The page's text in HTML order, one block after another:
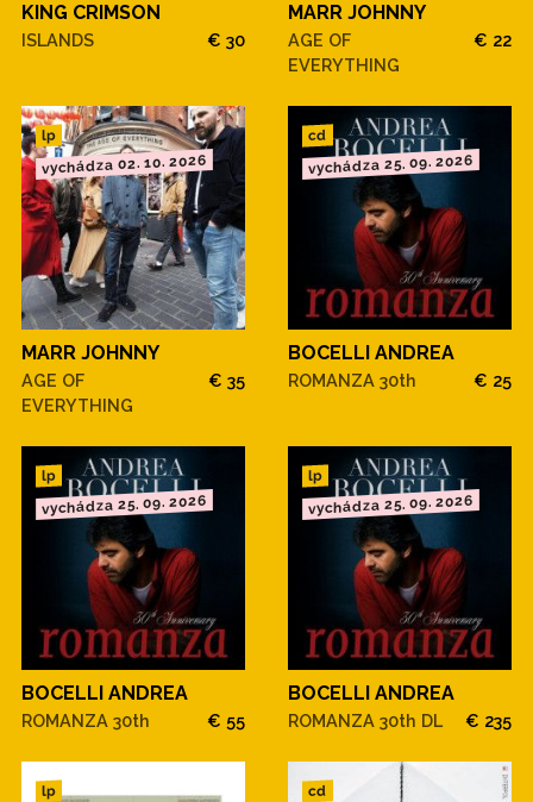
KING CRIMSON
ISLANDS € 30
MARR JOHNNY
AGE OF
EVERYTHING
€ 22
lp
vychádza 02. 10. 2026
MARR JOHNNY
AGE OF
EVERYTHING
€ 35
cd
vychádza 25. 09. 2026
BOCELLI ANDREA
ROMANZA 30th € 25
lp
vychádza 25. 09. 2026
BOCELLI ANDREA
ROMANZA 30th € 55
lp
vychádza 25. 09. 2026
BOCELLI ANDREA
ROMANZA 30th DL € 235
lp cd